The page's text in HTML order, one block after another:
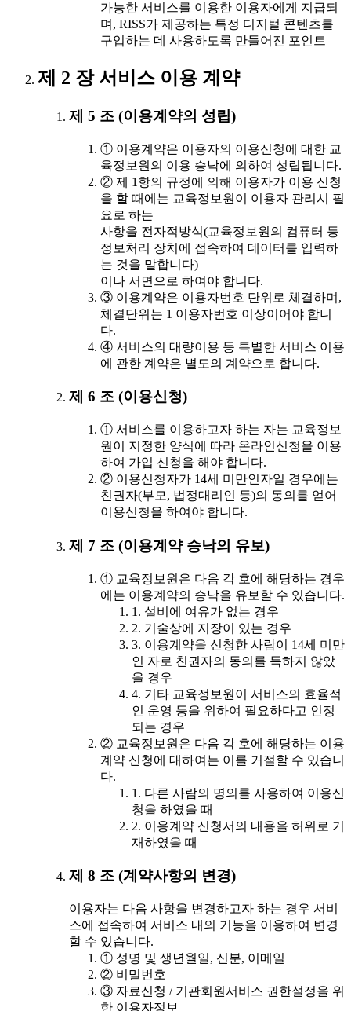
가능한 서비스를 이용한 이용자에게 지급되
며, RISS가 제공하는 특정 디지털 콘텐츠를
구입하는 데 사용하도록 만들어진 포인트
제 2 장 서비스 이용 계약
제 5 조 (이용계약의 성립)
① 이용계약은 이용자의 이용신청에 대한 교
육정보원의 이용 승낙에 의하여 성립됩니다.
② 제 1항의 규정에 의해 이용자가 이용 신청
을 할 때에는 교육정보원이 이용자 관리시 필
요로 하는
사항을 전자적방식(교육정보원의 컴퓨터 등
정보처리 장치에 접속하여 데이터를 입력하
는 것을 말합니다)
이나 서면으로 하여야 합니다.
③ 이용계약은 이용자번호 단위로 체결하며,
체결단위는 1 이용자번호 이상이어야 합니
다.
④ 서비스의 대량이용 등 특별한 서비스 이용
에 관한 계약은 별도의 계약으로 합니다.
제 6 조 (이용신청)
① 서비스를 이용하고자 하는 자는 교육정보
원이 지정한 양식에 따라 온라인신청을 이용
하여 가입 신청을 해야 합니다.
② 이용신청자가 14세 미만인자일 경우에는
친권자(부모, 법정대리인 등)의 동의를 얻어
이용신청을 하여야 합니다.
제 7 조 (이용계약 승낙의 유보)
① 교육정보원은 다음 각 호에 해당하는 경우
에는 이용계약의 승낙을 유보할 수 있습니다.
1. 설비에 여유가 없는 경우
2. 기술상에 지장이 있는 경우
3. 이용계약을 신청한 사람이 14세 미만
인 자로 친권자의 동의를 득하지 않았
을 경우
4. 기타 교육정보원이 서비스의 효율적
인 운영 등을 위하여 필요하다고 인정
되는 경우
② 교육정보원은 다음 각 호에 해당하는 이용
계약 신청에 대하여는 이를 거절할 수 있습니
다.
1. 다른 사람의 명의를 사용하여 이용신
청을 하였을 때
2. 이용계약 신청서의 내용을 허위로 기
재하였을 때
제 8 조 (계약사항의 변경)
이용자는 다음 사항을 변경하고자 하는 경우 서비
스에 접속하여 서비스 내의 기능을 이용하여 변경
할 수 있습니다.
① 성명 및 생년월일, 신분, 이메일
② 비밀번호
③ 자료신청 / 기관회원서비스 권한설정을 위
한 이용자정보